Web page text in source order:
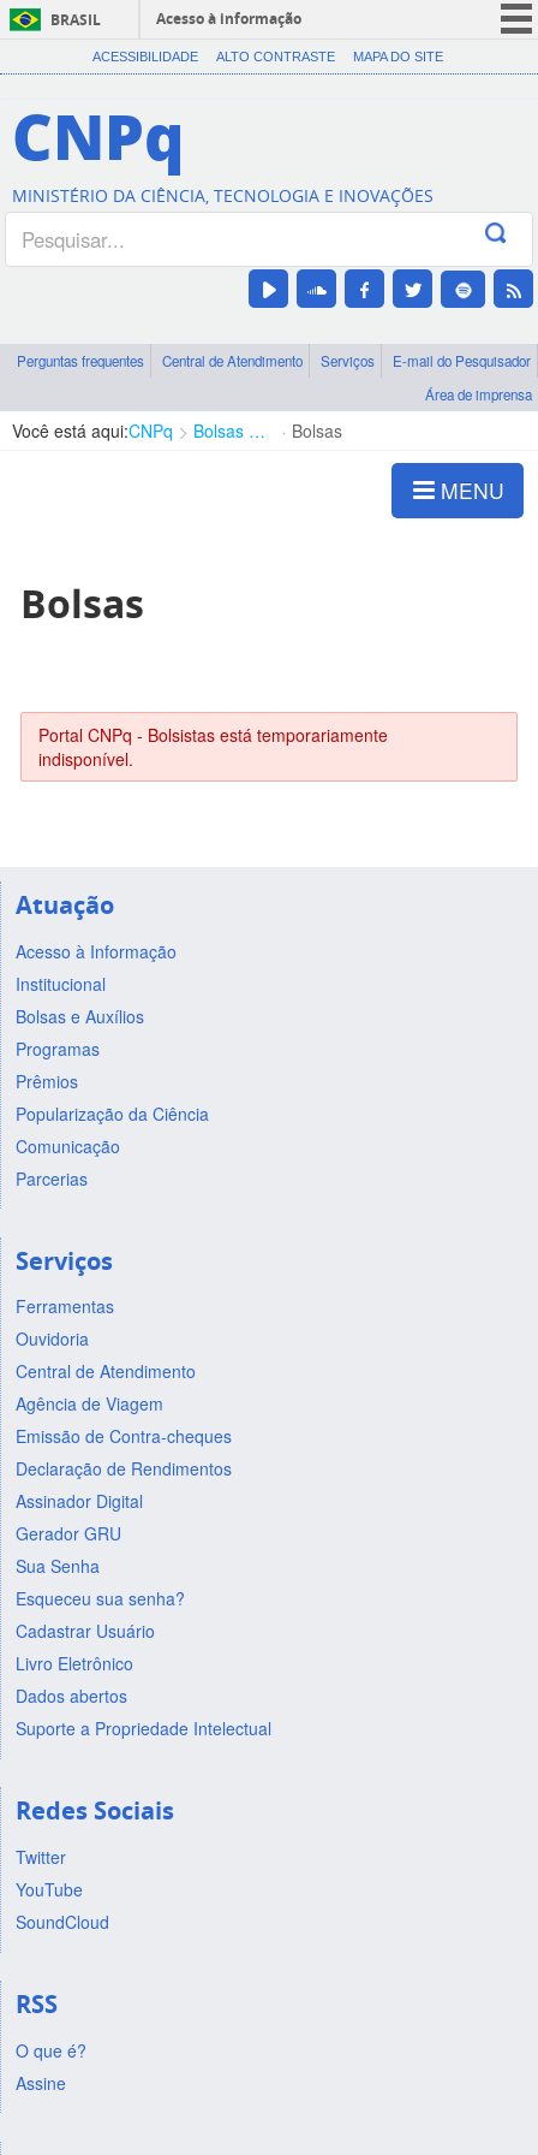
BRASIL
Acesso à informação
CORONAVÍRUS (COVID-19)
Canais
ACESSIBILIDADE ALTO CONTRASTE MAPA DO SITE
CNPq
MINISTÉRIO DA CIÊNCIA, TECNOLOGIA E INOVAÇÕES
Perguntas frequentes Central de Atendimento Serviços
E-mail do Pesquisador
Área de imprensa
Você está aqui:CNPq Bolsas e Auxílios Vigentes Bolsas
MENU
Bolsas
Portal CNPq - Bolsistas está temporariamente
indisponível.
Atuação
Acesso à Informação
Institucional
Bolsas e Auxílios
Programas
Prêmios
Popularização da Ciência
Comunicação
Parcerias
Serviços
Ferramentas
Ouvidoria
Central de Atendimento
Agência de Viagem
Emissão de Contra-cheques
Declaração de Rendimentos
Assinador Digital
Gerador GRU
Sua Senha
Esqueceu sua senha?
Cadastrar Usuário
Livro Eletrônico
Dados abertos
Suporte a Propriedade Intelectual
Redes Sociais
Twitter
YouTube
SoundCloud
RSS
O que é?
Assine